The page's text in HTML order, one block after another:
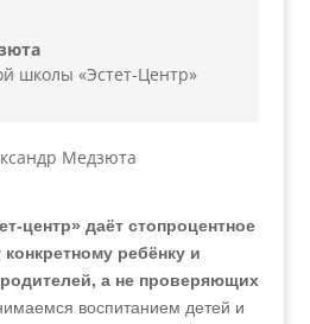
школы «Эстет-Центр»
центр» даёт стопроцентное
ребёнку и
а не проверяющих
воспитанием детей и